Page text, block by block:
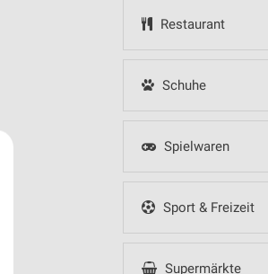
Restaurant
Schuhe
Spielwaren
Sport & Freizeit
Supermärkte